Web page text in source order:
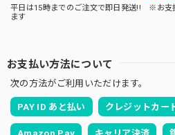
平日は15時までのご注文で即日発送!! ※お支
ます
お支払い方法について
次の方法がご利用いただけます。
PAY ID あと払い クレジットカー